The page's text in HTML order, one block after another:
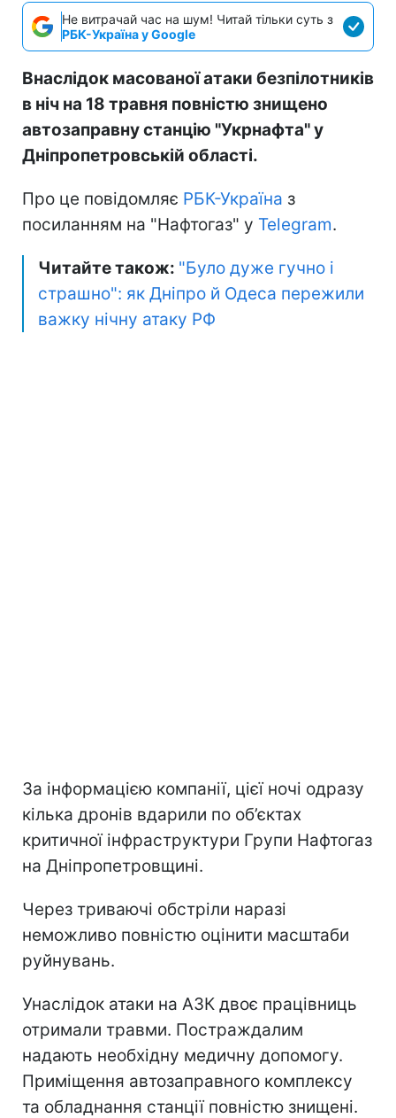
Не витрачай час на шум! Читай тільки суть з
РБК-Україна у Google
Внаслідок масованої атаки безпілотників
в ніч на 18 травня повністю знищено
автозаправну станцію "Укрнафта" у
Дніпропетровській області.
Про це повідомляє РБК-Україна з
посиланням на "Нафтогаз" у Telegram.
Читайте також: "Було дуже гучно і
страшно": як Дніпро й Одеса пережили
важку нічну атаку РФ
За інформацією компанії, цієї ночі одразу
кілька дронів вдарили по об’єктах
критичної інфраструктури Групи Нафтогаз
на Дніпропетровщині.
Через триваючі обстріли наразі
неможливо повністю оцінити масштаби
руйнувань.
Унаслідок атаки на АЗК двоє працівниць
отримали травми. Постраждалим
надають необхідну медичну допомогу.
Приміщення автозаправного комплексу
та обладнання станції повністю знищені.